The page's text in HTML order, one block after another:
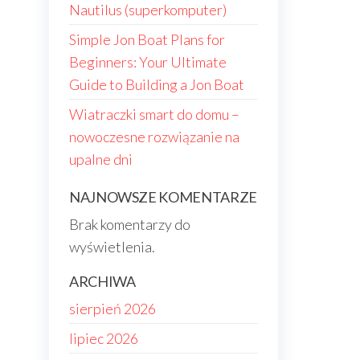
Nautilus (superkomputer)
Simple Jon Boat Plans for
Beginners: Your Ultimate
Guide to Building a Jon Boat
Wiatraczki smart do domu –
nowoczesne rozwiązanie na
upalne dni
NAJNOWSZE KOMENTARZE
Brak komentarzy do
wyświetlenia.
ARCHIWA
sierpień 2026
lipiec 2026